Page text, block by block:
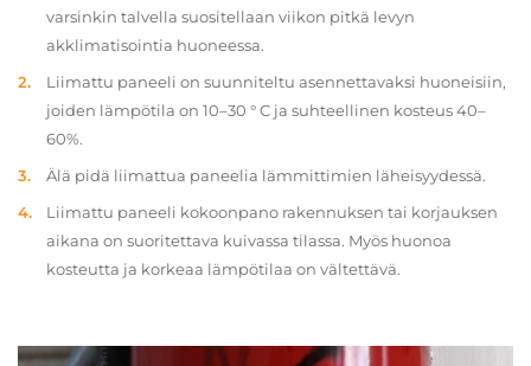
varsinkin talvella suositellaan viikon pitkä levyn
akklimatisointia huoneessa.
Liimattu paneeli on suunniteltu asennettavaksi huoneisiin,
joiden lämpötila on 10–30 ° C ja suhteellinen kosteus 40–
60%.
Älä pidä liimattua paneelia lämmittimien läheisyydessä.
Liimattu paneeli kokoonpano rakennuksen tai korjauksen
aikana on suoritettava kuivassa tilassa. Myös huonoa
kosteutta ja korkeaa lämpötilaa on vältettävä.